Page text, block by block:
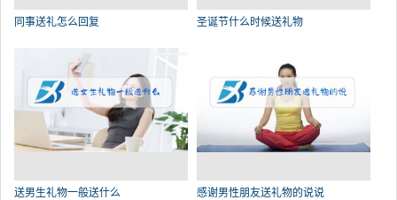
同事送礼怎么回复 圣诞节什么时候送礼物
送男生礼物一般送什么 感谢男性朋友送礼物的说说